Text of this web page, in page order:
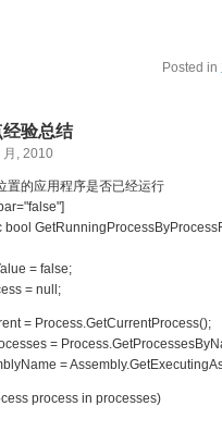
Posted in
验总结
月, 2010
置的应用程序是否已经运行
bool
= false;
= null;
= Process.GetCurrentProcess();
=
=
process in processes)